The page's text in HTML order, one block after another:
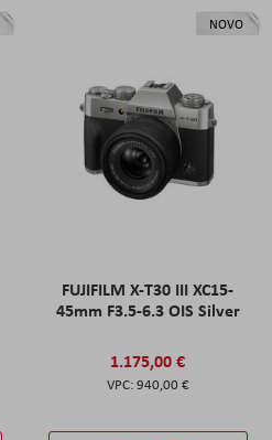
NOVO
FUJIFILM X-T30 III XC15-
45mm F3.5-6.3 OIS Silver
1.175,00 €
940,00 €